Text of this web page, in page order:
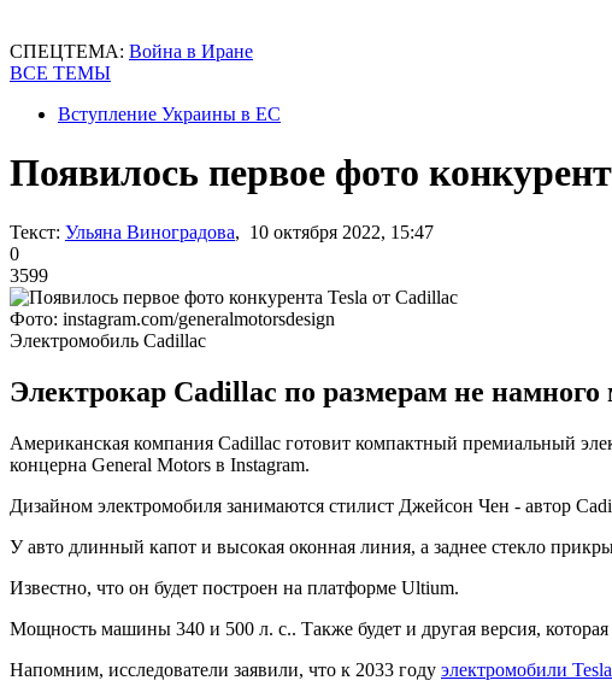
СПЕЦТЕМА: Война в Иране
ВСЕ ТЕМЫ
Вступление Украины в ЕС
Появилось первое фото
Текст: Ульяна Виноградова, 10 октября 2022, 15:47
0
3599
Фото: instagram.com/generalmotorsdesign
Электромобиль Cadillac
Электрокар Cadillac по размерам не
Американская компания Cadillac готовит компактный премиальный
концерна General Motors в Instagram.
Дизайном электромобиля занимаются стилист Джейсон Чен - автор
У авто длинный капот и высокая оконная линия, а заднее стекло
Известно, что он будет построен на платформе Ultium.
Мощность машины 340 и 500 л. с.. Также будет и другая версия,
Напомним, исследователи заявили, что к 2033 году электромобили